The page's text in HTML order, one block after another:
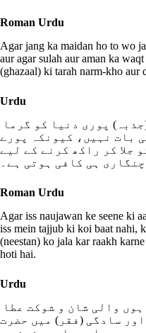
Roman Urdu
Agar jang ka maidan ho to wo
aur agar sulah aur aman ka
(ghazaal) ki tarah narm-kho aur
Urdu
بات نہیں، کیونکہ پورے
جلا کر راکھ کرنے کے لیے
ہی کافی ہوتی ہے۔
Roman Urdu
Agar iss naujawan ke seene ki
iss mein tajjub ki koi baat nahi,
(neestan) ko jala kar raakh
hoti hai.
Urdu
سادگی (فقر) میں حضرت